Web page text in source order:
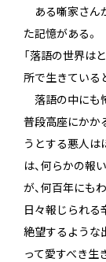
ある噺家さん
た記憶がある。
「落語の世界は
所で生きている
落語の中にも
普段高座にかか
うとする悪人は
は、何らかの報
が、何百年にも
日々報じられ
絶望するような
って愛すべき生